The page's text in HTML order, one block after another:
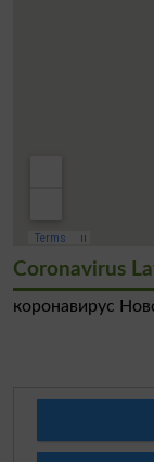
Coronavirus
коронавирус